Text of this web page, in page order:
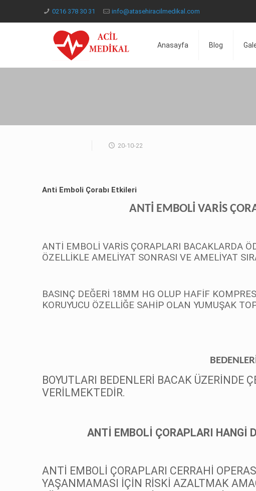
0216 378 30 31 info@atasehiracilmedikal.com
Anasayfa Blog
20-10-22
Anti Emboli Çorabı Etkileri
ANTİ EMBOLİ VARİS
ANTİ EMBOLİ VARİS ÇORAPLARI BACAKLARDA
ÖZELLİKLE AMELİYAT SONRASI VE AMELİYAT
BASINÇ DEĞERİ 18MM HG OLUP HAFİF
KORUYUCU ÖZELLİĞE SAHİP OLAN YUMUŞAK
BEDENLERİ
BOYUTLARI BEDENLERİ BACAK ÜZERİNDE
VERİLMEKTEDİR.
ANTİ EMBOLİ ÇORAPLARI HANGİ
ANTİ EMBOLİ ÇORAPLARI CERRAHİ
YAŞANMAMASI İÇİN RİSKİ AZALTMAK